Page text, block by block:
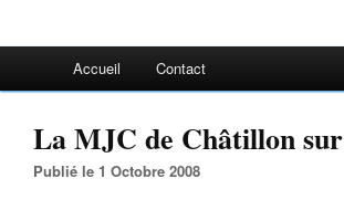
Accueil Contact
La MJC de Châtillon
Publié le 1 Octobre 2008